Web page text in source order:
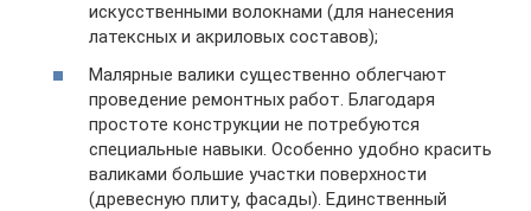
искусственными волокнами (для нанесения
латексных и акриловых составов);
Малярные валики существенно облегчают
проведение ремонтных работ. Благодаря
простоте конструкции не потребуются
специальные навыки. Особенно удобно красить
валиками большие участки поверхности
(древесную плиту, фасады). Единственный